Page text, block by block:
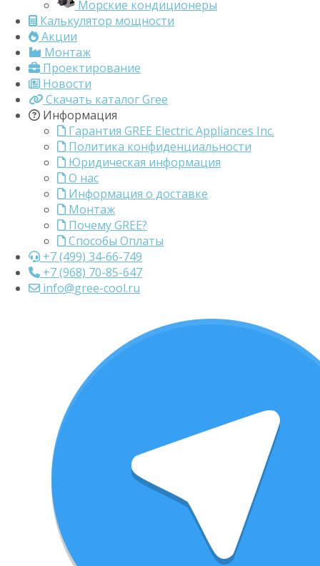
Морские кондиционеры
Калькулятор мощности
Акции
Монтаж
Проектирование
Новости
Скачать каталог Gree
Информация
Гарантия GREE Electric Appliances Inc.
Политика конфиденциальности
Юридическая информация
О нас
Информация о доставке
Монтаж
Почему GREE?
Способы Оплаты
+7 (499) 34-66-749
+7 (968) 70-85-647
info@gree-cool.ru